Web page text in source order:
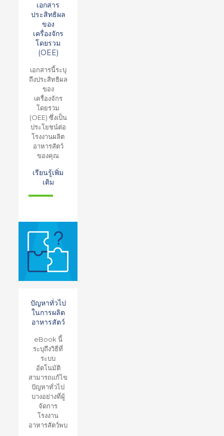
เอกสาร
ประสิทธิผล
ของ
เครื่องจักร
โดยรวม
(OEE)
เอกสารนี้ระบุ
ถึงประสิทธิผล
ของ
เครื่องจักร
โดยรวม
(OEE) ซึ่งเป็น
ประโยชน์ต่อ
โรงงานผลิต
อาหารสัตว์
ของคุณ
เรียนรู้เพิ่ม
เติม
ปัญหาทั่วไป
ในการผลิต
อาหารสัตว์
eBook นี้
ระบุถึงวิธีที่
ระบบ
อัตโนมัติ
สามารถแก้ไข
ปัญหาทั่วไป
บางอย่างที่ผู้
จัดการ
โรงงาน
อาหารสัตว์พบ